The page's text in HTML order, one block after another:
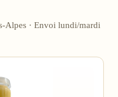
Alpes · Envoi lundi/mardi